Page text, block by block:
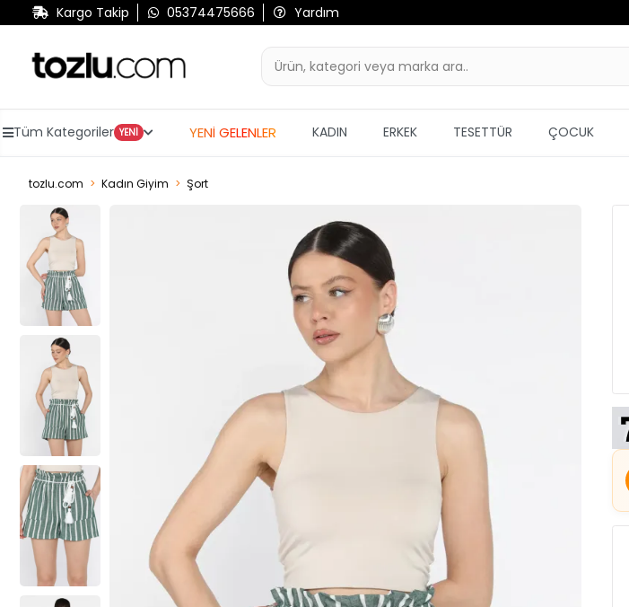
Kargo Takip 05374475666 Yardım
Tüm Kategoriler YENİ YENİ GELENLER KADIN ERKEK TESETTÜR ÇOCUK
tozlu.com Kadın Giyim Şort